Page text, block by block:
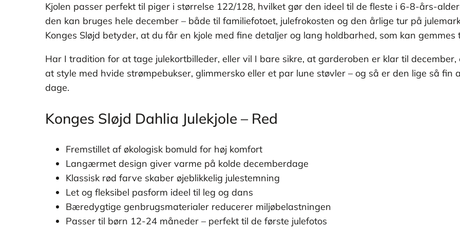
Kjolen passer perfekt til piger i størrelse 122/128, hvilket gør den ideel til de fleste i 6-8-års-
den kan bruges hele december – både til familiefotoet, julefrokosten og den årlige tur på
Konges Sløjd betyder, at du får en kjole med fine detaljer og lang holdbarhed, som kan
Har I tradition for at tage julekortbilleder, eller vil I bare sikre, at garderoben er klar til
at style med hvide strømpebukser, glimmersko eller et par lune støvler – og så er den lige så fin
dage.
Konges Sløjd Dahlia Julekjole – Red
Fremstillet af økologisk bomuld for høj komfort
Langærmet design giver varme på kolde decemberdage
Klassisk rød farve skaber øjeblikkelig julestemning
Let og fleksibel pasform ideel til leg og dans
Bæredygtige genbrugsmaterialer reducerer miljøbelastningen
Passer til børn 12-24 måneder – perfekt til de første julefotos